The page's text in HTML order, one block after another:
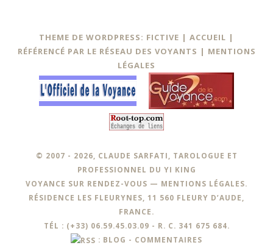
THEME DE WORDPRESS: FICTIVE | ACCUEIL |
RÉFÉRENCÉ PAR LE RÉSEAU DES VOYANTS | MENTIONS
LÉGALES
© 2007 - 2026, CLAUDE SARFATI, TAROLOGUE ET
PROFESSIONNEL DU YI KING
VOYANCE SUR RENDEZ-VOUS — MENTIONS LÉGALES.
RÉSIDENCE LES FLEURYNES, 11 560 FLEURY D’AUDE,
FRANCE.
TÉL : (+33) 06.59.45.03.09 - R. C. 341 675 684.
: BLOG - COMMENTAIRES